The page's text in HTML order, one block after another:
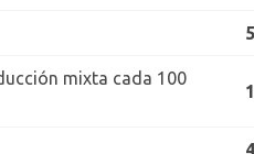
mixta cada 100
4